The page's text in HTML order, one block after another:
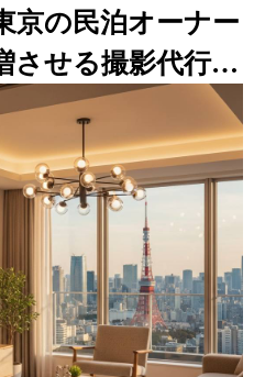
京の民泊オーナー
させる撮影代行の